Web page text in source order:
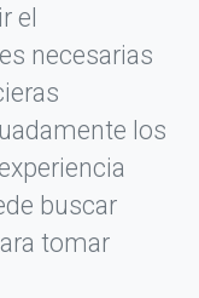
el
necesarias
los
buscar
tomar